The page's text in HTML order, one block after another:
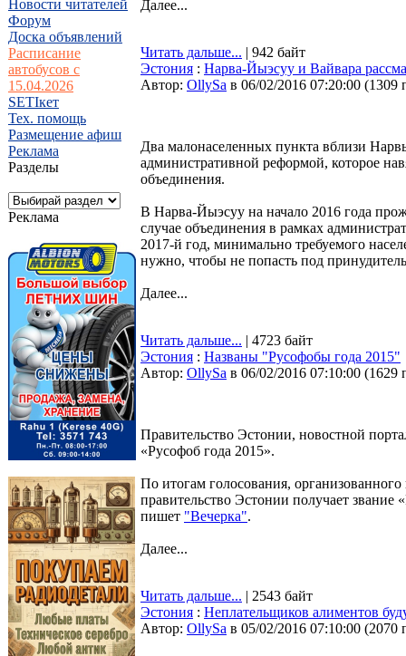
Новости читателей
Форум
Доска объявлений
Расписание
автобусов с
15.04.2026
SETIкет
Тех. помощь
Размещение афиш
Реклама
Разделы
Реклама
Далее...
Читать дальше... | 942 байт
Эстония : Нарва-Йыэсуу и Вайвара
Автор: OllySa в 06/02/2016 07:20:00 (1309
Два малонаселенных пункта вблизи
административной реформой, которое
объединения.
В Нарва-Йыэсуу на начало 2016 года
случае объединения в рамках
2017-й год, минимально требуемого
нужно, чтобы не попасть под
Далее...
Читать дальше... | 4723 байт
Эстония : Названы "Русофобы года 2015"
Автор: OllySa в 06/02/2016 07:10:00 (1629
Правительство Эстонии, новостной
«Русофоб года 2015».
По итогам голосования,
правительство Эстонии получает звание
пишет "Вечерка".
Далее...
Читать дальше... | 2543 байт
Эстония : Неплательщиков алиментов
Автор: OllySa в 05/02/2016 07:10:00 (2070